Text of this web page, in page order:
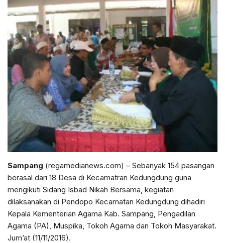
Sampang (regamedianews.com) – Sebanyak 154 pasangan
berasal dari 18 Desa di Kecamatran Kedungdung guna
mengikuti Sidang Isbad Nikah Bersama, kegiatan
dilaksanakan di Pendopo Kecamatan Kedungdung dihadiri
Kepala Kementerian Agama Kab. Sampang, Pengadilan
Agama (PA), Muspika, Tokoh Agama dan Tokoh Masyarakat.
Jum’at (11/11/2016).